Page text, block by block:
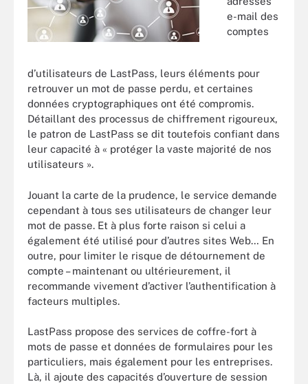
e-mail des
comptes
d’utilisateurs de LastPass, leurs éléments pour
retrouver un mot de passe perdu, et certaines
données cryptographiques ont été compromis.
Détaillant des processus de chiffrement rigoureux,
le patron de LastPass se dit toutefois confiant dans
leur capacité à « protéger la vaste majorité de nos
utilisateurs ».
Jouant la carte de la prudence, le service demande
cependant à tous ses utilisateurs de changer leur
mot de passe. Et à plus forte raison si celui a
également été utilisé pour d’autres sites Web… En
outre, pour limiter le risque de détournement de
compte – maintenant ou ultérieurement, il
recommande vivement d’activer l’authentification à
facteurs multiples.
LastPass propose des services de coffre-fort à
mots de passe et données de formulaires pour les
particuliers, mais également pour les entreprises.
Là, il ajoute des capacités d’ouverture de session